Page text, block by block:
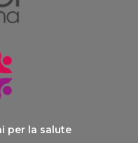
per la salute